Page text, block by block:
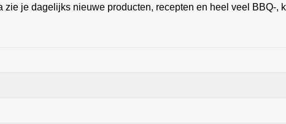
zie je dagelijks nieuwe producten, recepten en heel veel BBQ-,